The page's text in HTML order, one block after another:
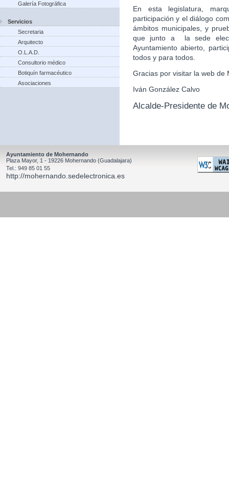
Galería Fotográfica
Servicios
Secretaria
Arquitecto
O.L.A.D.
Consultorio médico
Botiquín farmacéutico
Asociaciones
En esta legislatura,
participación y el diálogo
ámbitos municipales, y
que junto a la sede
Ayuntamiento abierto,
todos y para todos.
Gracias por visitar la web de
Iván González Calvo
Alcalde-Presidente de
Ayuntamiento de Mohernando
Plaza Mayor, 1 - 19226 Mohernando (Guadalajara)
Tel.: 949 85 01 55
http://mohernando.sedelectronica.es